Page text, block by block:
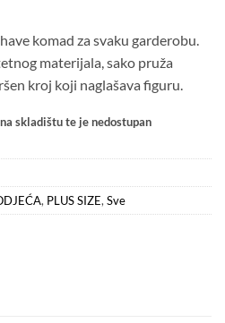
komad za svaku garderobu.
materijala, sako pruža
kroj koji naglašava figuru.
skladištu te je nedostupan
, PLUS SIZE,Sve